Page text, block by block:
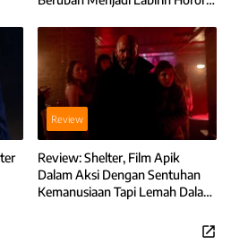
Review
Review: Shelter, Film Apik
Dalam Aksi Dengan Sentuhan
Kemanusiaan Tapi Lemah Dalam